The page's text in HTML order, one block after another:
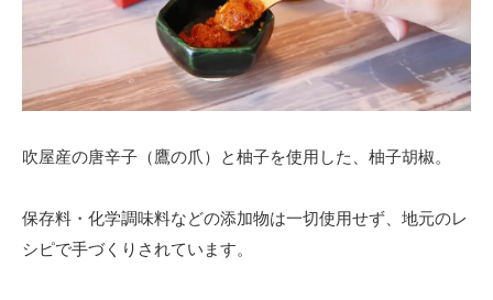
吹屋産の唐辛子（鷹の爪）と柚子を使用した、柚子胡椒。
保存料・化学調味料などの添加物は一切使用せず、地元のレ
シピで手づくりされています。